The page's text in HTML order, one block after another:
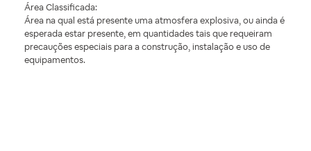
Área Classificada:
Área na qual está presente uma atmosfera explosiva, ou ainda é
esperada estar presente, em quantidades tais que requeiram
precauções especiais para a construção, instalação e uso de
equipamentos.